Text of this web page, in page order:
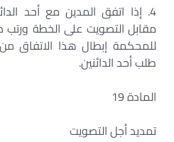
4. إذا اتفق المدين مع أحد
مقابل التصويت على الخطة ورتب
للمحكمة إبطال هذا الاتفاق
طلب أحد الدائنين.
المادة 19
تمديد أجل التصويت